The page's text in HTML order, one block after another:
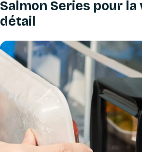
Salmon Series pour la
détail